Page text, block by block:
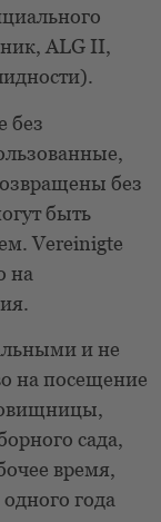
ALG II,
без
без
быть
Vereinigte
на
и не
на посещение
сада,
время,
года